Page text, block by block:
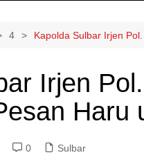
4 Kapolda Sulbar Irjen
Irjen
Haru
0 Sulbar